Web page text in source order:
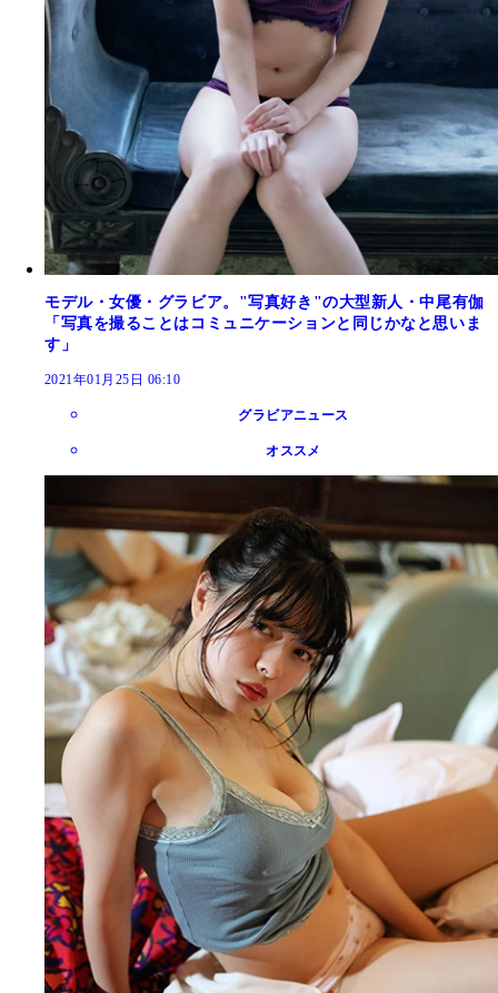
モデル・女優・グラビア。"写真好き"の大型新人・中尾有伽
「写真を撮ることはコミュニケーションと同じかなと思いま
す」
2021年01月25日 06:10
グラビアニュース
オススメ